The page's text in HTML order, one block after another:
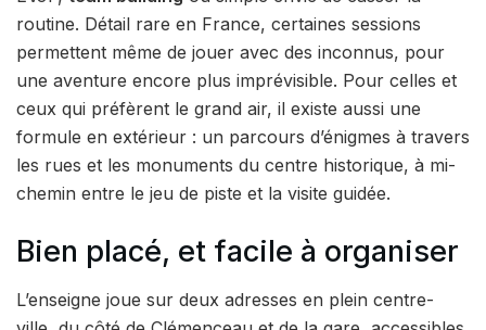
routine. Détail rare en France, certaines sessions
permettent même de jouer avec des inconnus, pour
une aventure encore plus imprévisible. Pour celles et
ceux qui préfèrent le grand air, il existe aussi une
formule en extérieur : un parcours d’énigmes à travers
les rues et les monuments du centre historique, à mi-
chemin entre le jeu de piste et la visite guidée.
Bien placé, et facile à organiser
L’enseigne joue sur deux adresses en plein centre-